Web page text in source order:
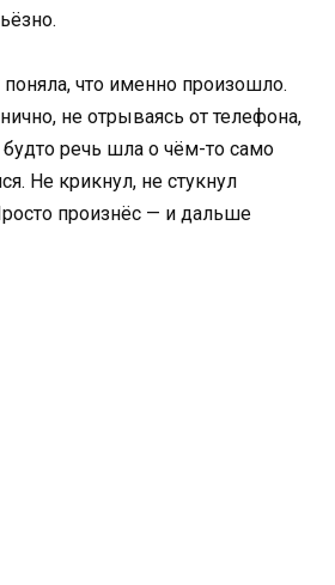
что именно произошло.
не отрываясь от телефона,
речь шла о чём-то само
Не крикнул, не стукнул
произнёс — и дальше